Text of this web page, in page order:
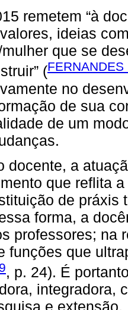
remetem “à
ideias
que se
(
no
de sua
de um
docente, a
que reflita
de práxis
forma, a
professores; na
funções que
, p. 24). É
integradora,
e